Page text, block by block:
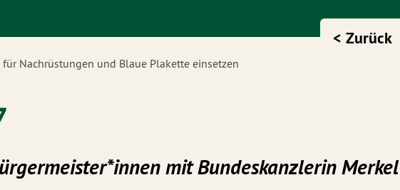
für Nachrüstungen und Blaue Plakette einsetzen
< Zurück
mit Bundeskanzlerin Merkel